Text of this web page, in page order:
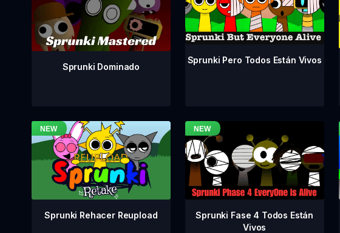
Sprunki Dominado
Sprunki Pero Todos Están Vivos
Sprunki Rehacer Reupload
Sprunki Fase 4 Todos Están
Vivos